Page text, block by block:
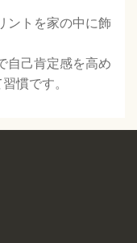
ントを家の中に飾
自己肯定感を高め
慣です。